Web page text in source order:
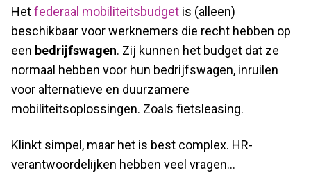
Hetfederaal mobiliteitsbudget is (alleen)
beschikbaar voor werknemers die recht hebben op
een bedrijfswagen. Zij kunnen het budget dat ze
normaal hebben voor hun bedrijfswagen, inruilen
voor alternatieve en duurzamere
mobiliteitsoplossingen. Zoals fietsleasing.
Klinkt simpel, maar het is best complex. HR-
verantwoordelijken hebben veel vragen…